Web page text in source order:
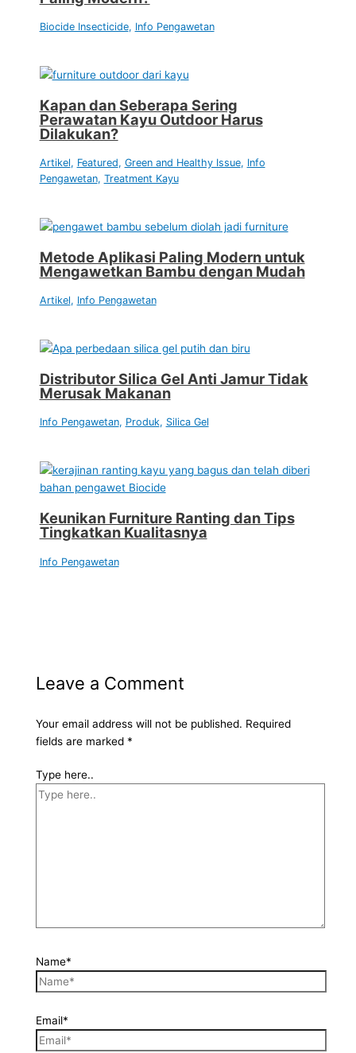
Biocide Insecticide, Info Pengawetan
Kapan dan Seberapa Sering
Perawatan Kayu Outdoor Harus
Dilakukan?
Artikel, Featured, Green and Healthy Issue, Info
Pengawetan, Treatment Kayu
Metode Aplikasi Paling Modern untuk
Mengawetkan Bambu dengan Mudah
Artikel, Info Pengawetan
Distributor Silica Gel Anti Jamur Tidak
Merusak Makanan
Info Pengawetan, Produk, Silica Gel
Keunikan Furniture Ranting dan Tips
Tingkatkan Kualitasnya
Info Pengawetan
Leave a Comment
Your email address will not be published. Required
fields are marked *
Type here..
Name*
Email*